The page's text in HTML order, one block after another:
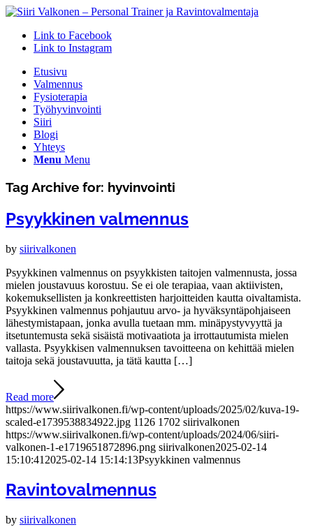
Link to Facebook
Link to Instagram
Etusivu
Valmennus
Fysioterapia
Työhyvinvointi
Siiri
Blogi
Yhteys
Menu Menu
Tag Archive for: hyvinvointi
Psyykkinen valmennus
by siirivalkonen
Psyykkinen valmennus on psyykkisten taitojen valmennusta, jossa
mielen joustavuus korostuu. Se ei ole terapiaa, vaan aktiivisten,
kokemuksellisten ja konkreettisten harjoitteiden kautta oivaltamista.
Psyykkinen valmennus pohjautuu arvo- ja hyväksyntäpohjaiseen
lähestymistapaan, jonka avulla tuetaan mm. minäpystyvyyttä ja
itsetuntemusta sekä sisäistä motivaatiota ja irrottautumista mielen
vallasta. Psyykkisen valmennuksen tavoitteena on kehittää mielen
taitoja sekä joustavuutta, ja tätä kautta […]
Read more
https://www.siirivalkonen.fi/wp-content/uploads/2025/02/kuva-19-
scaled-e1739538834922.jpg 1126 1702 siirivalkonen
https://www.siirivalkonen.fi/wp-content/uploads/2024/06/siiri-
valkonen-1-e1719651872896.png siirivalkonen2025-02-14
15:10:41 2025-02-14 15:14:13Psyykkinen valmennus
Ravintovalmennus
by siirivalkonen